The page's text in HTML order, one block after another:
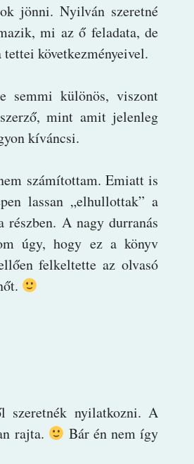
jönni. Nyilván szeretné
mi az ő feladata, de
következményeivel.
semmi különös, viszont
mint amit jelenleg
kíváncsi.
számítottam. Emiatt is
lassan „elhullottak” a
A nagy durranás
úgy, hogy ez a könyv
felkeltette az olvasó
szeretnék nyilatkozni. A
rajta.
Bár én nem így